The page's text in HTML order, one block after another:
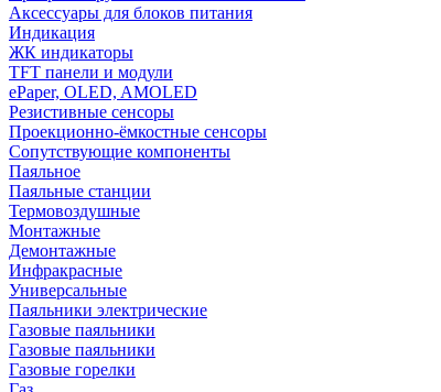
Аксессуары для блоков питания
Индикация
ЖК индикаторы
TFT панели и модули
ePaper, OLED, AMOLED
Резистивные сенсоры
Проекционно-ёмкостные сенсоры
Сопутствующие компоненты
Паяльное
Паяльные станции
Термовоздушные
Монтажные
Демонтажные
Инфракрасные
Универсальные
Паяльники электрические
Газовые паяльники
Газовые паяльники
Газовые горелки